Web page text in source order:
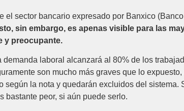
el sector bancario expresado por Banxico
sin embargo, es apenas visible para las
y preocupante.
laboral alcanzará al 80% de los
son mucho más graves que lo
la nota y quedarán excluidos del
bastante peor, si aún puede serlo.